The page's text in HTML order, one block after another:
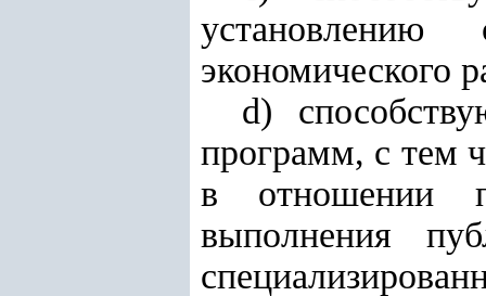
экономического
d)
программ, с тем
в отношении
выполнения